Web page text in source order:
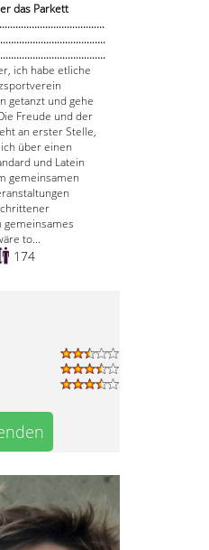
das Parkett
ich habe etliche
getanzt und gehe
Freude und der
an erster Stelle,
über einen
und Latein
gemeinsamen
gemeinsames
to...
174